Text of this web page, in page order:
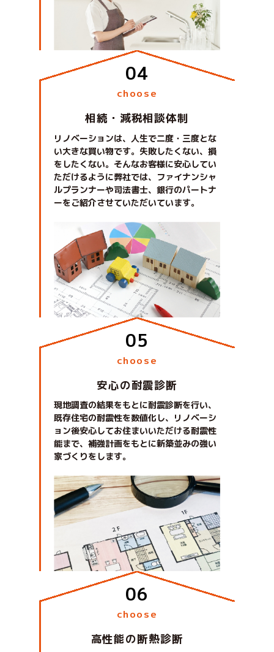
choose
相続・減税相談体制
リノベーションは、人生で二度・三度とな
い大きな買い物です。失敗したくない、損
をしたくない。そんなお客様に安心してい
ただけるように弊社では、ファイナンシャ
ルプランナーや司法書士、銀行のパートナ
ーをご紹介させていただいています。
choose
安心の耐震診断
現地調査の結果をもとに耐震診断を行い、
既存住宅の耐震性を数値化し、リノベーシ
ョン後安心してお住まいいただける耐震性
能まで、補強計画をもとに新築並みの強い
家づくりをします。
choose
高性能の断熱診断